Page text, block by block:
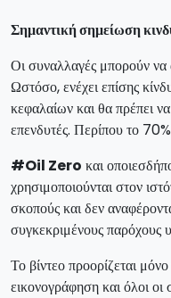
Σημαντική σημείωση
Οι συναλλαγές μπορούν
Ωστόσο, ενέχει επίσης
κεφαλαίων και θα πρέπει
επενδυτές. Περίπου το
#Oil Zero και
χρησιμοποιούνται στον
σκοπούς και δεν
συγκεκριμένους παρόχους
Το βίντεο προορίζεται
εικονογράφηση και όλοι οι